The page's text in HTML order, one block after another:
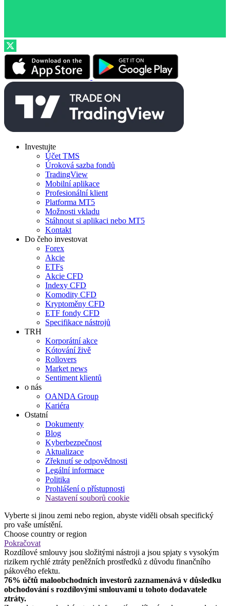
Investujte
Účet TMS
Úroková sazba fondů
TradingView
Mobilní aplikace
Profesionální klient
Platforma MT5
Možnosti vkladu
Stáhnout si aplikaci nebo MT5
Kontakt
Do čeho investovat
Forex
Akcie
ETFs
Akcie CFD
Indexy CFD
Komodity CFD
Kryptoměny CFD
ETF fondy CFD
Specifikace nástrojů
TRH
Korporátní akce
Kótování živě
Rollovers
Market news
Sentiment klientů
o nás
OANDA Group
Kariéra
Ostatní
Dokumenty
Blog
Kyberbezpečnost
Aktualizace
Zřeknutí se odpovědnosti
Legální informace
Politika
Prohlášení o přístupnosti
Nastavení souborů cookie
Vyberte si jinou zemi nebo region, abyste viděli obsah specifický
pro vaše umístění.
Choose country or region
Pokračovat
Rozdílové smlouvy jsou složitými nástroji a jsou spjaty s vysokým
rizikem rychlé ztráty peněžních prostředků z důvodu finančního
pákového efektu.
76% účtů maloobchodních investorů zaznamenává v důsledku
obchodování s rozdílovými smlouvami u tohoto dodavatele
ztráty.